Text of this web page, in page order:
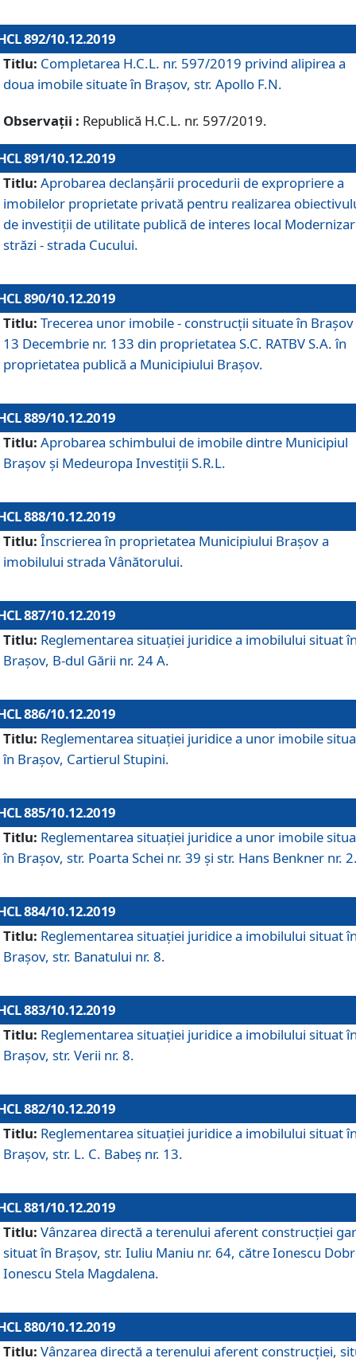
892/10.12.2019
Titlu: Completarea H.C.L. nr. 597/2019 privind alipirea a
doua imobile situate în Brașov, str. Apollo F.N.
Observații : Republică H.C.L. nr. 597/2019.
891/10.12.2019
Titlu: Aprobarea declanșării procedurii de expropriere a
imobilelor proprietate privată pentru realizarea
de investiții de utilitate publică de interes local
străzi - strada Cucului.
890/10.12.2019
Titlu: Trecerea unor imobile - construcții situate în Brașov
13 Decembrie nr. 133 din proprietatea S.C. RATBV S.A. în
proprietatea publică a Municipiului Brașov.
889/10.12.2019
Titlu: Aprobarea schimbului de imobile dintre Municipiul
Brașov și Medeuropa Investiții S.R.L.
888/10.12.2019
Titlu: Înscrierea în proprietatea Municipiului Braşov a
imobilului strada Vânătorului.
887/10.12.2019
Titlu: Reglementarea situației juridice a imobilului situat
Brașov, B-dul Gării nr. 24 A.
886/10.12.2019
Titlu: Reglementarea situaţiei juridice a unor imobile
în Braşov, Cartierul Stupini.
885/10.12.2019
Titlu: Reglementarea situației juridice a unor imobile
în Brașov, str. Poarta Schei nr. 39 și str. Hans Benkner nr.
884/10.12.2019
Titlu: Reglementarea situației juridice a imobilului situat
Brașov, str. Banatului nr. 8.
883/10.12.2019
Titlu: Reglementarea situației juridice a imobilului situat
Brașov, str. Verii nr. 8.
882/10.12.2019
Titlu: Reglementarea situației juridice a imobilului situat
Brașov, str. L. C. Babeș nr. 13.
881/10.12.2019
Titlu: Vânzarea directă a terenului aferent construcției
situat în Brașov, str. Iuliu Maniu nr. 64, către Ionescu
Ionescu Stela Magdalena.
880/10.12.2019
Titlu: Vânzarea directă a terenului aferent construcției,